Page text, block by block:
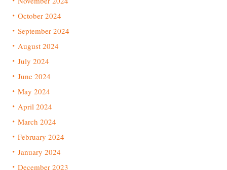
October 2024
September 2024
August 2024
July 2024
June 2024
May 2024
April 2024
March 2024
February 2024
January 2024
December 2023